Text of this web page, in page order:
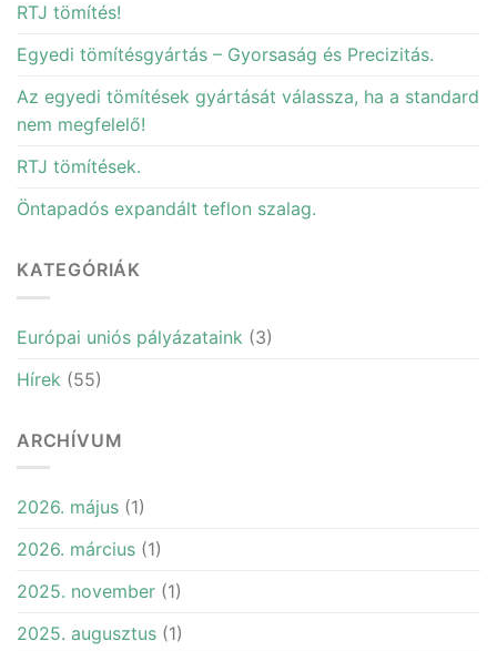
RTJ tömítés!
Egyedi tömítésgyártás – Gyorsaság és Precizitás.
Az egyedi tömítések gyártását válassza, ha a standard
nem megfelelő!
RTJ tömítések.
Öntapadós expandált teflon szalag.
KATEGÓRIÁK
Európai uniós pályázataink (3)
Hírek (55)
ARCHÍVUM
2026. május (1)
2026. március (1)
2025. november (1)
2025. augusztus (1)